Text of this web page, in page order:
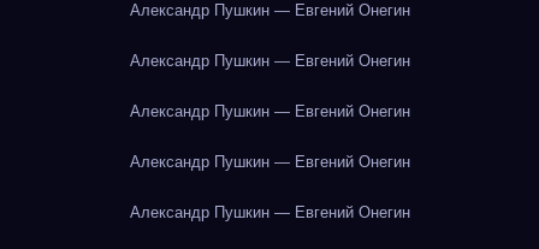
Александр Пушкин — Евгений Онегин
Александр Пушкин — Евгений Онегин
Александр Пушкин — Евгений Онегин
Александр Пушкин — Евгений Онегин
Александр Пушкин — Евгений Онегин